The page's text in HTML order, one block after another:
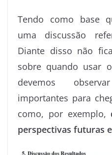
Tendo como base
uma discussão
Diante disso não
sobre quando usar
devemos
importantes para
como, por exemplo,
perspectivas futuras